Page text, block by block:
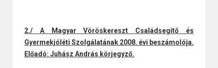
2./ A Magyar Vöröskereszt Családsegítő és
Gyermekjóléti Szolgálatának 2008. évi beszámolója.
Előadó: Juhász András körjegyző.